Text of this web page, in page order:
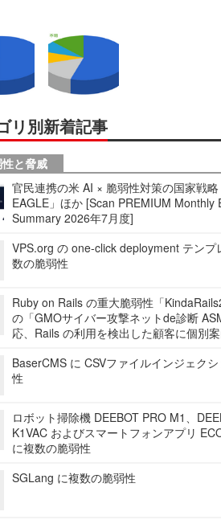
リ別新着記事
と脅威
官民連携の米 AI × 脆弱性対策の国家戦
EAGLE」ほか [Scan PREMIUM Monthly
Summary 2026年7月度]
VPS.org の one-click deployment テンプ
数の脆弱性
Ruby on Rails の重大脆弱性「
の「GMOサイバー攻撃ネットde診断
応、Rails の利用を検出した顧客に個別
BaserCMS に CSVファイルインジェク
性
ロボット掃除機 DEEBOT PRO M1、
K1VAC およびスマートフォンアプリ
に複数の脆弱性
SGLang に複数の脆弱性